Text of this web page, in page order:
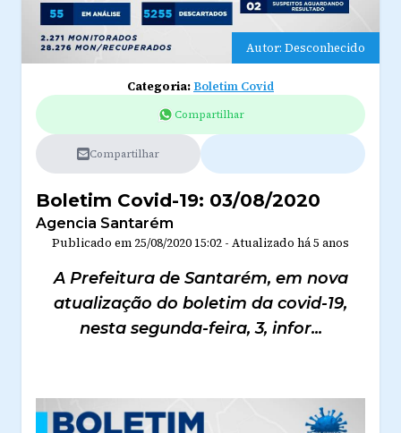
Autor: Desconhecido
Categoria:Boletim Covid
Compartilhar
Compartilhar
Boletim Covid-19: 03/08/2020
Agencia Santarém
Publicado em 25/08/2020 15:02 - Atualizado há 5 anos
A Prefeitura de Santarém, em nova
atualização do boletim da covid-19,
nesta segunda-feira, 3, infor...